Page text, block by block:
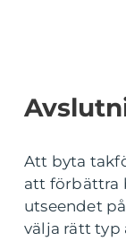
Att byta
att förbättra
utseendet
välja rätt typ